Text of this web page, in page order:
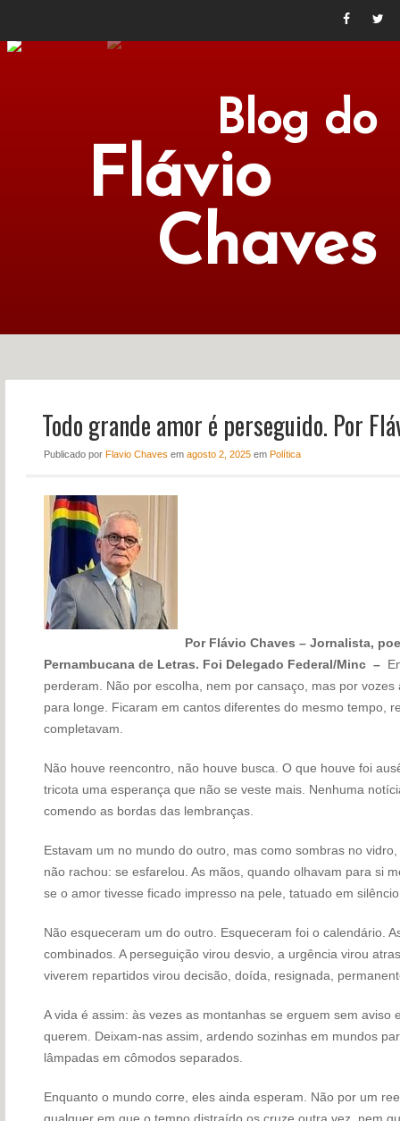
Blog do
Flávio
Chaves
NOTÍCIAS PERFIL
CONTATO
Todo grande amor é perseguido. Por
Publicado por Flavio Chaves em agosto 2, 2025em Política
Por Flávio Chaves – Jornalista,
Pernambucana de Letras. Foi Delegado Federal/Minc –
perderam. Não por escolha, nem por cansaço, mas por
para longe. Ficaram em cantos diferentes do mesmo tempo,
completavam.
Não houve reencontro, não houve busca. O que houve foi
tricota uma esperança que não se veste mais. Nenhuma
comendo as bordas das lembranças.
Estavam um no mundo do outro, mas como sombras no
não rachou: se esfarelou. As mãos, quando olhavam para si
se o amor tivesse ficado impresso na pele, tatuado em
Não esqueceram um do outro. Esqueceram foi o calendário.
combinados. A perseguição virou desvio, a urgência virou
viverem repartidos virou decisão, doída, resignada,
A vida é assim: às vezes as montanhas se erguem sem aviso
querem. Deixam-nas assim, ardendo sozinhas em mundos
lâmpadas em cômodos separados.
Enquanto o mundo corre, eles ainda esperam. Não por um
qualquer em que o tempo distraído os cruze outra vez, nem